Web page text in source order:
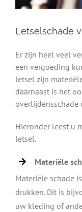
Letselschade
Er zijn heel veel
een vergoeding
letsel zijn
daarnaast is het
overlijdensschade
Hieronder leest u
letsel.
Materiële
Materiële schade
drukken. Dit is
uw kleding of